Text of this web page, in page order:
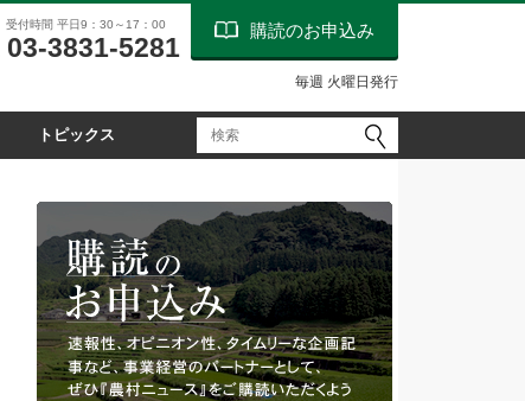
受付時間 平日9：30～17：00
03-3831-5281
購読のお申込み
毎週 火曜日発行
トピックス